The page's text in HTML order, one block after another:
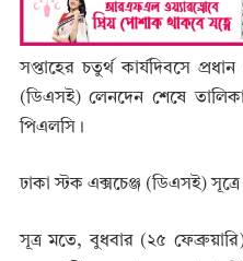
সপ্তাহের চতুর্থ কার্যদিবসে
(ডিএসই) লেনদেন শেষে
পিএলসি।
ঢাকা স্টক এক্সচেঞ্জ (ডিএসই)
সূত্র মতে, বুধবার (২৫